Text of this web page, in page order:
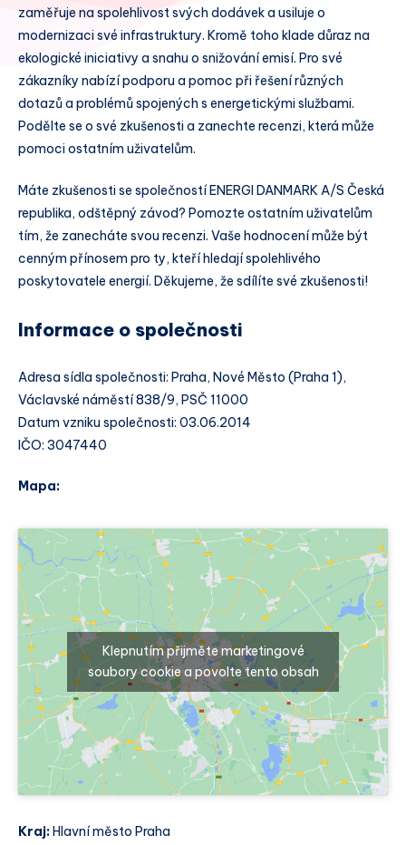
zaměřuje na spolehlivost svých dodávek a usiluje o
modernizaci své infrastruktury. Kromě toho klade důraz na
ekologické iniciativy a snahu o snižování emisí. Pro své
zákazníky nabízí podporu a pomoc při řešení různých
dotazů a problémů spojených s energetickými službami.
Podělte se o své zkušenosti a zanechte recenzi, která může
pomoci ostatním uživatelům.
Máte zkušenosti se společností ENERGI DANMARK A/S Česká
republika, odštěpný závod? Pomozte ostatním uživatelům
tím, že zanecháte svou recenzi. Vaše hodnocení může být
cenným přínosem pro ty, kteří hledají spolehlivého
poskytovatele energií. Děkujeme, že sdílíte své zkušenosti!
Informace o společnosti
Adresa sídla společnosti: Praha, Nové Město (Praha 1),
Václavské náměstí 838/9, PSČ 11000
Datum vzniku společnosti: 03.06.2014
IČO: 3047440
Mapa:
Klepnutím přijměte marketingové
soubory cookie a povolte tento obsah
Kraj: Hlavní město Praha